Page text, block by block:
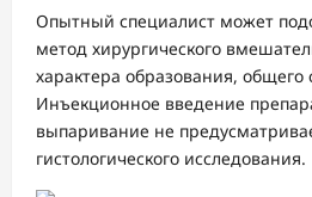
Опытный специалист может
метод хирургического
характера образования, общего
Инъекционное введение
выпаривание не
гистологического исследования.